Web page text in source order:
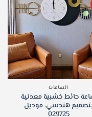
الساعات
حائط خشبية معدنية
هندسي، موديل
029725